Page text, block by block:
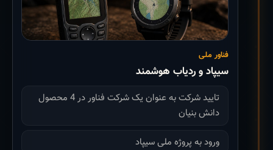
فناور ملی
سیپاد و ردیاب هوشمند
تایید شرکت به عنوان یک شرکت فناور در 4 محصول
دانش بنیان
ورود به پروژه ملی سیپاد